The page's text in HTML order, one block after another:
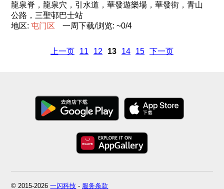
龍泉脊，龍泉穴，引水道，華發遊樂場，華發街，青山
公路，三聖邨巴士站
地区:屯门 区 一周下载/浏览: ~0/4
上一页 11 12 13 14 15 下一页
© 2015-2026一闪科技 - 服务条款